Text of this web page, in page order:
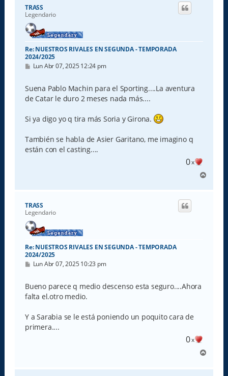
TRASS
Legendario
Re: NUESTROS RIVALES EN SEGUNDA - TEMPORADA
2024/2025
M
s
a
j
Lun Abr 07, 2025 12:24 pm
Suena Pablo Machin para el Sporting....La aventura
de Catar le duro 2 meses nada más....
Si ya digo yo q tira más Soria y Girona.
También se habla de Asier Garitano, me imagino q
están con el casting....
0x
r
TRASS
Legendario
Re: NUESTROS RIVALES EN SEGUNDA - TEMPORADA
2024/2025
M
s
a
j
Lun Abr 07, 2025 10:23 pm
Bueno parece q medio descenso esta seguro....Ahora
falta el.otro medio.
Y a Sarabia se le está poniendo un poquito cara de
primera....
0x
r